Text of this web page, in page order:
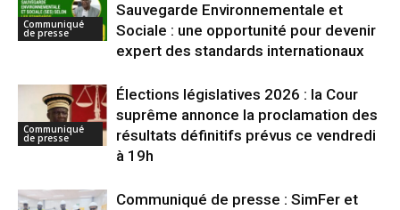
Communiqué
de presse
Sauvegarde Environnementale et
Sociale : une opportunité pour devenir
expert des standards internationaux
Communiqué
de presse
Élections législatives 2026 : la Cour
suprême annonce la proclamation des
résultats définitifs prévus ce vendredi
à 19h
Communiqué de presse : SimFer et